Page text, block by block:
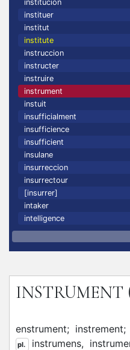
institucion
instituer
institut
institute
instruccion
instructer
instruire
instrument
instuit
insufficialment
insufficience
insufficient
insulane
insurreccion
insurrectour
[insurrer]
intaker
intelligence
INSTRUMENT
enstrument; instrement;
pl. instrumens,